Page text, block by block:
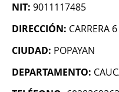
NIT: 9011117485
DIRECCIÓN: CARRERA
CIUDAD: POPAYAN
DEPARTAMENTO: